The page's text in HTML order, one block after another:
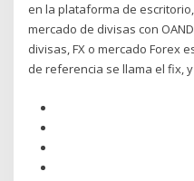
en la plataforma de
mercado de divisas con
divisas, FX o mercado Forex
de referencia se llama el fix,